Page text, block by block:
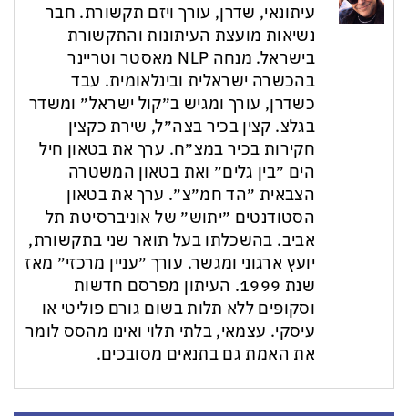
עיתונאי, שדרן, עורך ויזם תקשורת. חבר
נשיאות מועצת העיתונות והתקשורת
בישראל. מנחה NLP מאסטר וטריינר
בהכשרה ישראלית ובינלאומית. עבד
כשדרן, עורך ומגיש ב״קול ישראל״ ומשדר
בגלצ. קצין בכיר בצה״ל, שירת כקצין
חקירות בכיר במצ״ח. ערך את בטאון חיל
הים ״בין גלים״ ואת בטאון המשטרה
הצבאית ״הד חמ״צ״. ערך את בטאון
הסטודנטים ״יתוש״ של אוניברסיטת תל
אביב. בהשכלתו בעל תואר שני בתקשורת,
יועץ ארגוני ומגשר. עורך ״עניין מרכזי״ מאז
שנת 1999. העיתון מפרסם חדשות
וסקופים ללא תלות בשום גורם פוליטי או
עיסקי. עצמאי, בלתי תלוי ואינו מהסס לומר
את האמת גם בתנאים מסובכים.